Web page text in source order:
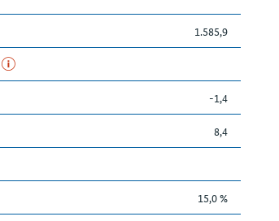
1.585,9
-1,4
8,4
15,0 %